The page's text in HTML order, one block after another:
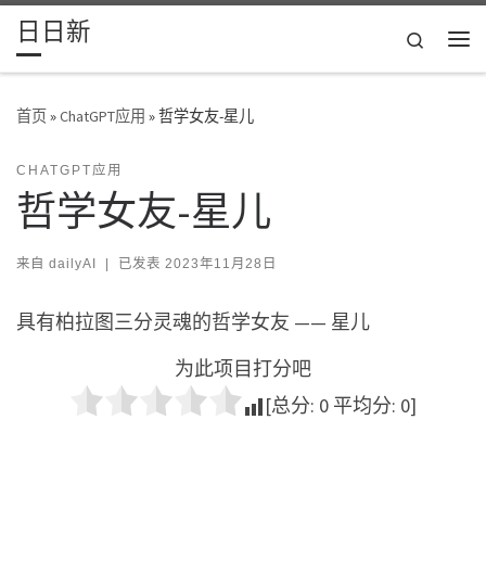
Skip to content
日日新
Search
首页»ChatGPT应用 »哲学女友-星儿
CHATGPT应用
哲学女友-星儿
来自 dailyAI | 已发表 2023年11月28日
具有柏拉图三分灵魂的哲学女友 —— 星儿
为此项目打分吧
[总分: 0 平均分: 0]